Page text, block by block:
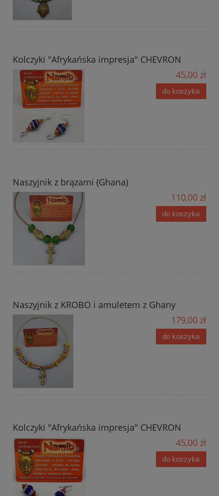
Kolczyki "Afrykańska impresja" CHEVRON
45,00 zł
do koszyka
Naszyjnik z brązami (Ghana)
110,00 zł
do koszyka
Naszyjnik z KROBO i amuletem z Ghany
179,00 zł
do koszyka
Kolczyki "Afrykańska impresja" CHEVRON
45,00 zł
do koszyka